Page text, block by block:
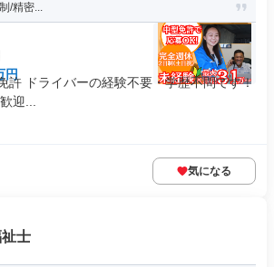
/精密...
円
許 ドライバーの経験不要・学歴不問です！
迎...
気になる
士